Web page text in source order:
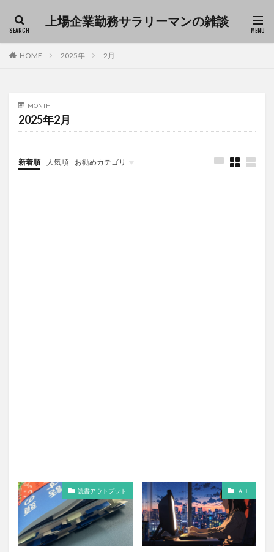
上場企業勤務サラリーマンの雑談
HOME 2025年 2月
MONTH
2025年2月
新着順 人気順 お勧めカテゴリ
Uncategorized
読書アウトプット ＡＩ
ファッション デザイン 流行
検索